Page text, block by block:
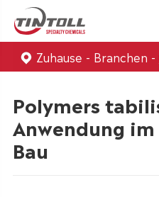
Zuhause Branchen
Polymers
Anwendung
Bau